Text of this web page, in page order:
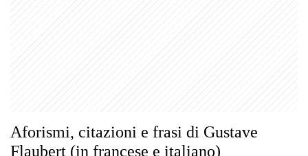
Aforismi, citazioni e frasi di Gustave
Flaubert (in francese e italiano)